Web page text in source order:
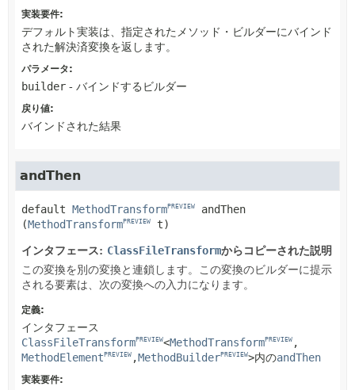
実装要件:
デフォルト実装は、指定されたメソッド・ビルダーにバインド
された解決済変換を返します。
パラメータ:
builder - バインドするビルダー
戻り値:
バインドされた結果
andThen
default MethodTransformPREVIEW
andThen
(MethodTransformPREVIEW t)
インタフェース: ClassFileTransformからコピーされた説明
この変換を別の変換と連鎖します。この変換のビルダーに提示
される要素は、次の変換への入力になります。
定義:
インタフェース
ClassFileTransformPREVIEW<MethodTransformPREVIEW ,
MethodElement PREVIEW ,MethodBuilderPREVIEW>内のandThen
実装要件: